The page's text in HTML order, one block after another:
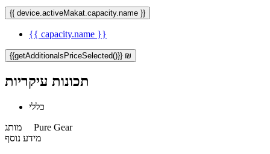
{{ device.activeMakat.capacity.name }}
{{ capacity.name }}
{{getAdditionalsPriceSelected()}} ₪
תכונות עיקריות
כללי
מותג Pure Gear
מידע נוסף